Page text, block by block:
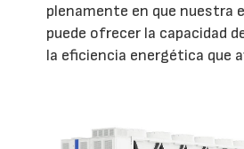
plenamente en que nuestra
puede ofrecer la capacidad
la eficiencia energética que